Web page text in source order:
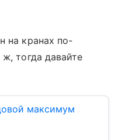
на кранах по-
тогда давайте
максимум